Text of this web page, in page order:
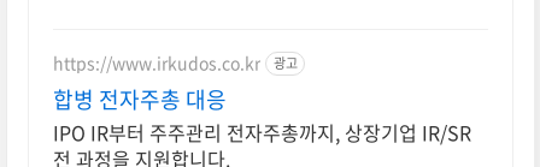
https://www.irkudos.co.kr 광고
합병 전자주총 대응
IPO IR부터 주주관리 전자주총까지, 상장기업 IR/SR
전 과정을 지원합니다.